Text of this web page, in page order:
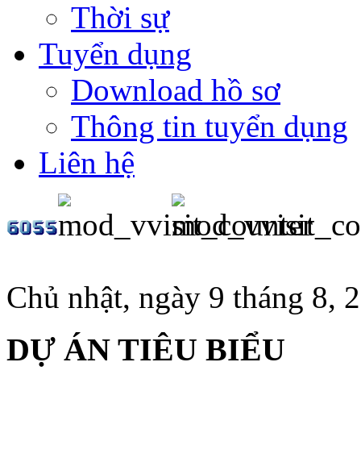
Thời sự
Tuyển dụng
Download hồ sơ
Thông tin tuyển dụng
Liên hệ
Chủ nhật, ngày 9 tháng 8,
DỰ ÁN TIÊU BIỂU